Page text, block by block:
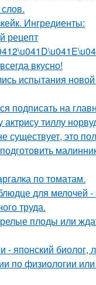
Ингредиенты:
рецепт
вкусно!
испытания
подписать на
тиллу
существует, это
по томатам.
для мелочей -
труда.
плоды или
- японский биолог,
по физиологии